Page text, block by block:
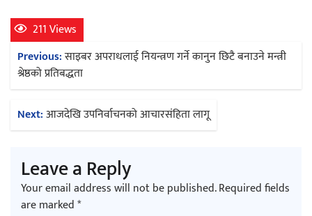
211 Views
Post
navigation
Previous:साइबर अपराधलाई नियन्त्रण गर्ने कानुन छिटै बनाउने मन्त्री
श्रेष्ठको प्रतिबद्धता
Next:आजदेखि उपनिर्वाचनको आचारसंहिता लागू
Leave a Reply
Your email address will not be published.Required fields
are marked*